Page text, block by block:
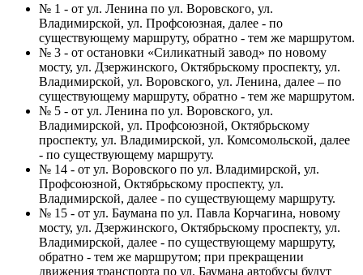
№ 1 - от ул. Ленина по ул. Воровского, ул.
Владимирской, ул. Профсоюзная, далее - по
существующему маршруту, обратно - тем же маршрутом.
№ 3 - от остановки «Силикатный завод» по новому
мосту, ул. Дзержинского, Октябрьскому проспекту, ул.
Владимирской, ул. Воровского, ул. Ленина, далее – по
существующему маршруту, обратно - тем же маршрутом.
№ 5 - от ул. Ленина по ул. Воровского, ул.
Владимирской, ул. Профсоюзной, Октябрьскому
проспекту, ул. Владимирской, ул. Комсомольской, далее
- по существующему маршруту.
№ 14 - от ул. Воровского по ул. Владимирской, ул.
Профсоюзной, Октябрьскому проспекту, ул.
Владимирской, далее - по существующему маршруту.
№ 15 - от ул. Баумана по ул. Павла Корчагина, новому
мосту, ул. Дзержинского, Октябрьскому проспекту, ул.
Владимирской, далее - по существующему маршруту,
обратно - тем же маршрутом; при прекращении
движения транспорта по ул. Баумана автобусы будут